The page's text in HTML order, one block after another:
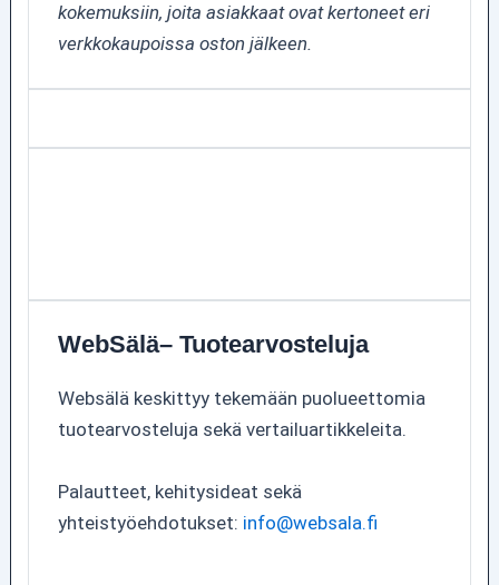
kokemuksiin, joita asiakkaat ovat kertoneet eri
verkkokaupoissa oston jälkeen.
WebSälä– Tuotearvosteluja
Websälä keskittyy tekemään puolueettomia
tuotearvosteluja sekä vertailuartikkeleita.
Palautteet, kehitysideat sekä
yhteistyöehdotukset: info@websala.fi